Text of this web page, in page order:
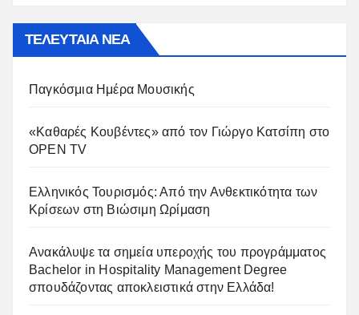
ΤΕΛΕΥΤΑΙΑ ΝΕΑ
Παγκόσμια Ημέρα Μουσικής
«Καθαρές Κουβέντες» από τον Γιώργο Κατσίπη στο
OPEN TV
Ελληνικός Τουρισμός: Από την Ανθεκτικότητα των
Κρίσεων στη Βιώσιμη Ωρίμαση
Ανακάλυψε τα σημεία υπεροχής του προγράμματος
Bachelor in Hospitality Management Degree
σπουδάζοντας αποκλειστικά στην Ελλάδα!